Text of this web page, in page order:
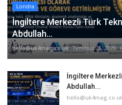
Londra
İngiltere Merkezli Türk
Abdullah...
hello@uk4mag.co.uk Temmuz 25, 2026
İngiltere
Abdullah...